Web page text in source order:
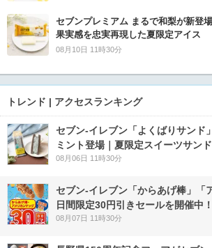
セブンプレミアム まるで和梨が新登
果実感を忠実再現した夏限定アイス
08月10日 11時30分
トレンド | アクセスランキング
セブン‐イレブン「よくばりサンド
ミント登場｜夏限定スイーツサン
08月06日 11時30分
セブン‐イレブン「からあげ棒」「
日間限定30円引きセールを開催中！
08月07日 11時30分